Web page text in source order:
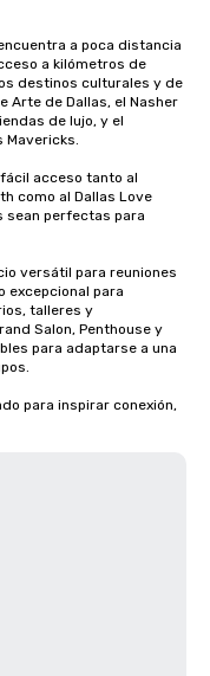
a poca distancia
a kilómetros de
destinos culturales y de
Arte de Dallas, el Nasher
de lujo, y el
Mavericks.
acceso tanto al
como al Dallas Love
sean perfectas para
versátil para reuniones
excepcional para
talleres y
Salon, Penthouse y
para adaptarse a una
para inspirar conexión,